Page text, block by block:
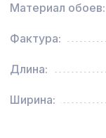
2,0м,
Материал обоев:
Фактура:
Длина:
Ширина: